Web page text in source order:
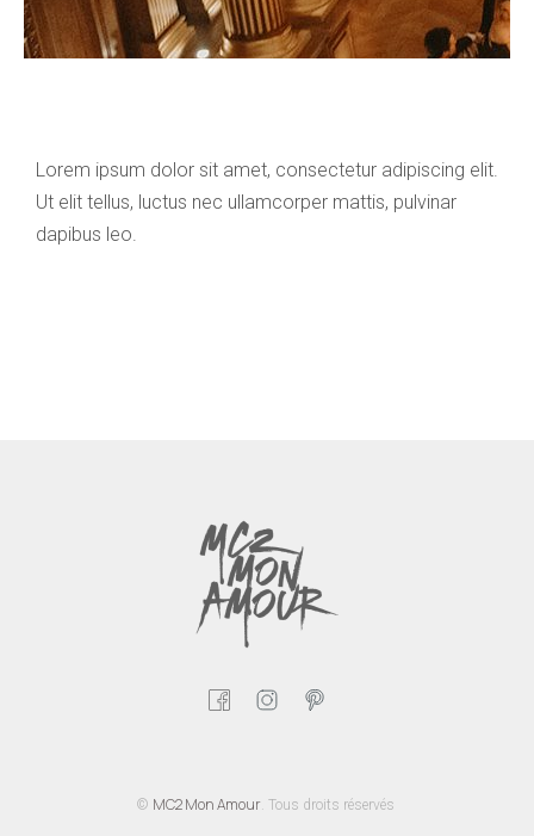
Lorem ipsum dolor sit amet, consectetur adipiscing elit.
Ut elit tellus, luctus nec ullamcorper mattis, pulvinar
dapibus leo.
© MC2 Mon Amour. Tous droits réservés